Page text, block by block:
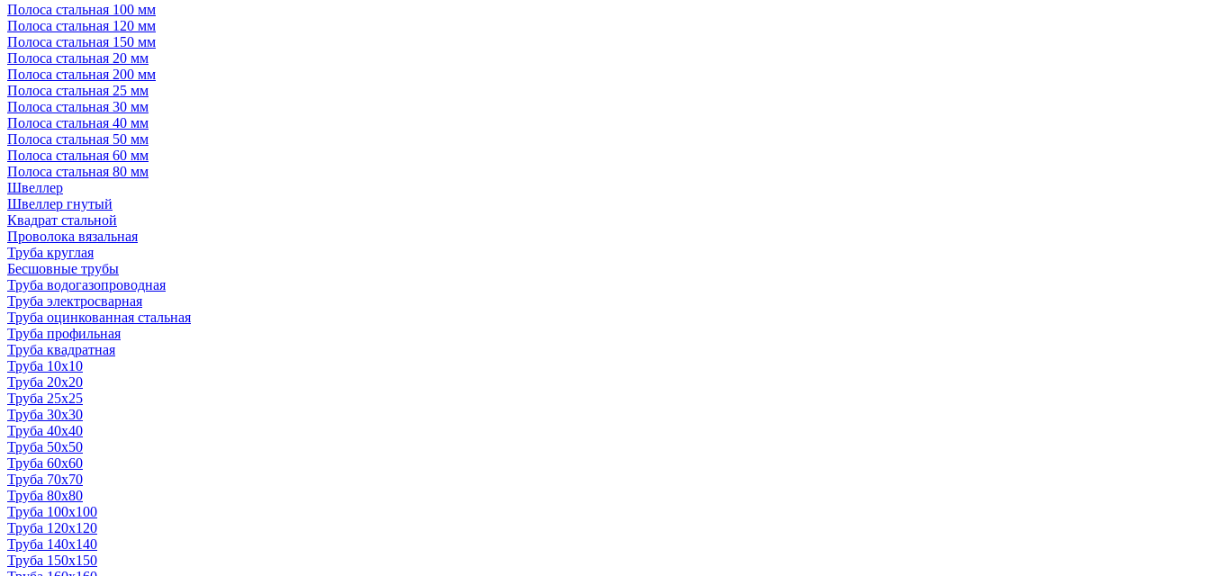
Полоса стальная 100 мм
Полоса стальная 120 мм
Полоса стальная 150 мм
Полоса стальная 20 мм
Полоса стальная 200 мм
Полоса стальная 25 мм
Полоса стальная 30 мм
Полоса стальная 40 мм
Полоса стальная 50 мм
Полоса стальная 60 мм
Полоса стальная 80 мм
Швеллер
Швеллер гнутый
Квадрат стальной
Проволока вязальная
Труба круглая
Бесшовные трубы
Труба водогазопроводная
Труба электросварная
Труба оцинкованная стальная
Труба профильная
Труба квадратная
Труба 10x10
Труба 20x20
Труба 25x25
Труба 30x30
Труба 40x40
Труба 50x50
Труба 60x60
Труба 70x70
Труба 80x80
Труба 100x100
Труба 120x120
Труба 140x140
Труба 150x150